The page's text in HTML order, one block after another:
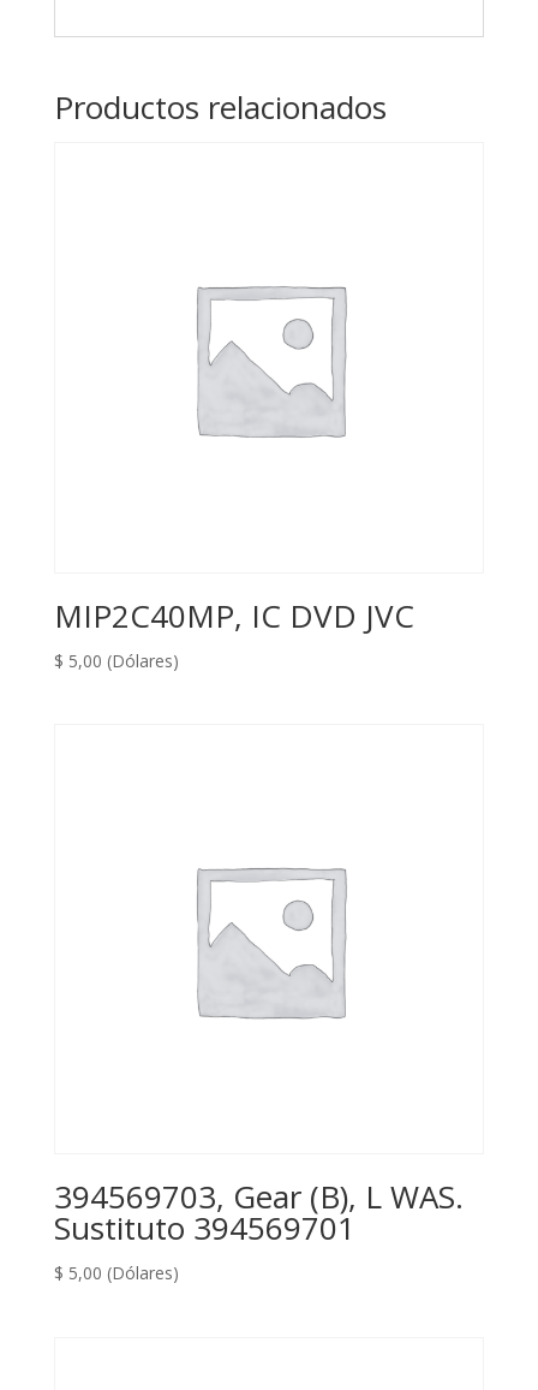
Productos relacionados
MIP2C40MP, IC DVD JVC
$ 5,00 (Dólares)
394569703, Gear (B), L WAS.
Sustituto 394569701
$ 5,00 (Dólares)